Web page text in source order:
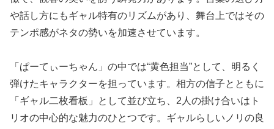
や話し方にもギャル特有のリズムがあり、舞台上ではその
テンポ感がネタの勢いを加速させています。
「ぱーてぃーちゃん」の中では“黄色担当”として、明るく
弾けたキャラクターを担っています。相方の信子とともに
「ギャル二枚看板」として並び立ち、2人の掛け合いはト
リオの中心的な魅力のひとつです。ギャルらしいノリの良